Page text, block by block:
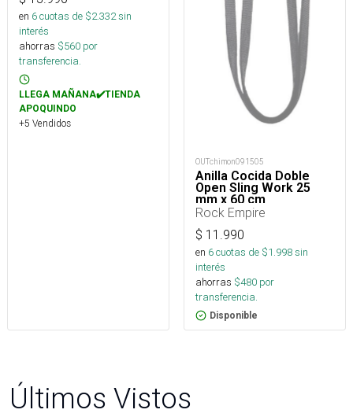
en 6cuotas de $2.332sin
interés
ahorras $560 por
transferencia.
LLEGA MAÑANA✔️TIENDA
APOQUINDO
+5 Vendidos
OUTchimon091505
Anilla Cocida Doble
Open Sling Work 25
mm x 60 cm
Rock Empire
$ 11.990
en 6cuotas de $1.998sin
interés
ahorras $480 por
transferencia.
Disponible
Últimos Vistos